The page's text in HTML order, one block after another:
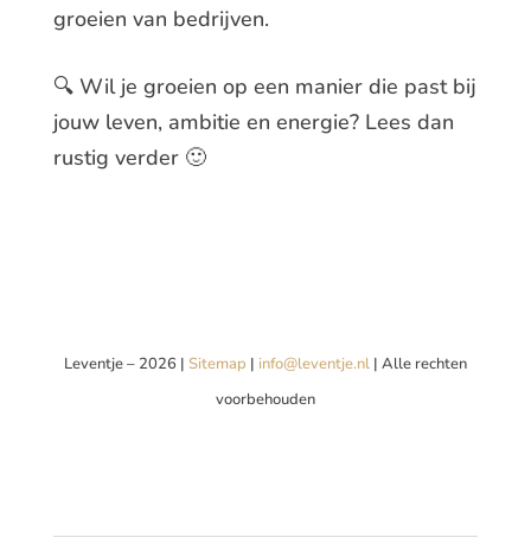
groeien van bedrijven.
🔍 Wil je groeien op een manier die past bij
jouw leven, ambitie en energie? Lees dan
rustig verder 🙂
Leventje – 2026 | Sitemap | info@leventje.nl| Alle rechten
voorbehouden